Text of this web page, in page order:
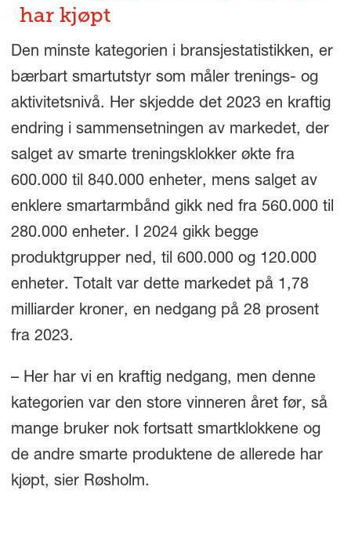
har kjøpt
Den minste kategorien i bransjestatistikken, er
bærbart smartutstyr som måler trenings- og
aktivitetsnivå. Her skjedde det 2023 en kraftig
endring i sammensetningen av markedet, der
salget av smarte treningsklokker økte fra
600.000 til 840.000 enheter, mens salget av
enklere smartarmbånd gikk ned fra 560.000 til
280.000 enheter. I 2024 gikk begge
produktgrupper ned, til 600.000 og 120.000
enheter. Totalt var dette markedet på 1,78
milliarder kroner, en nedgang på 28 prosent
fra 2023.
– Her har vi en kraftig nedgang, men denne
kategorien var den store vinneren året før, så
mange bruker nok fortsatt smartklokkene og
de andre smarte produktene de allerede har
kjøpt, sier Røsholm.